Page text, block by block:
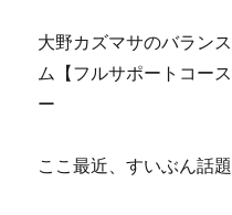
大野カズマサのバラン
ム【フルサポートコー
ー
ここ最近、すいぶん話